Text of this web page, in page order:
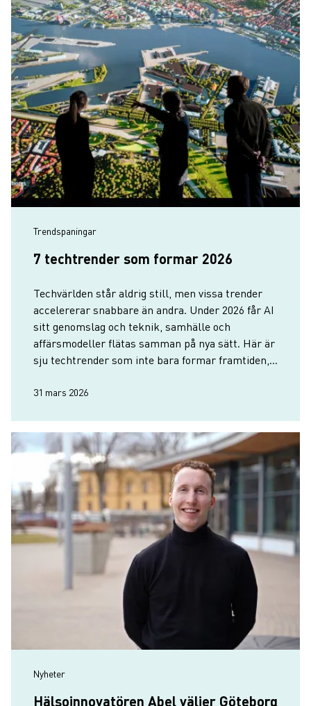
Trendspaningar
7 techtrender som formar 2026
Techvärlden står aldrig still, men vissa trender
accelererar snabbare än andra. Under 2026 får AI
sitt genomslag och teknik, samhälle och
affärsmodeller flätas samman på nya sätt. Här är
sju techtrender som inte bara formar framtiden,
framåt.
31 mars 2026
Nyheter
Hälsoinnovatören Abel väljer Göteborg